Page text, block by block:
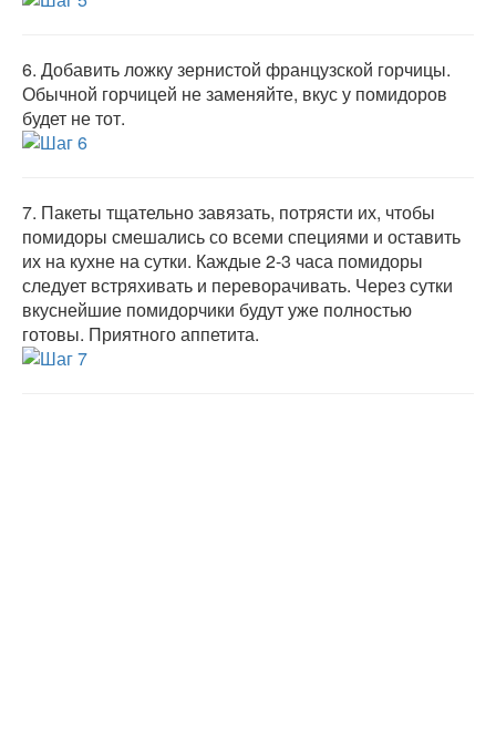
6. Добавить ложку зернистой французской горчицы.
Обычной горчицей не заменяйте, вкус у помидоров
будет не тот.
7. Пакеты тщательно завязать, потрясти их, чтобы
помидоры смешались со всеми специями и оставить
их на кухне на сутки. Каждые 2-3 часа помидоры
следует встряхивать и переворачивать. Через сутки
вкуснейшие помидорчики будут уже полностью
готовы. Приятного аппетита.